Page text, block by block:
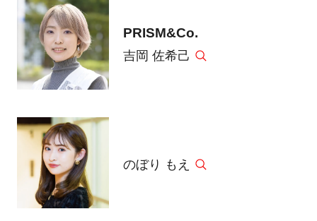
PRISM&Co.
吉岡 佐希己
のぼり もえ